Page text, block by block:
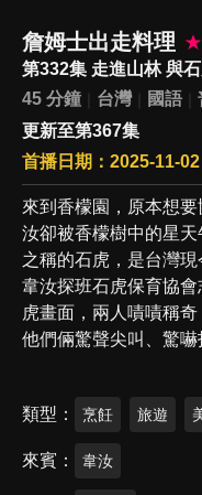
詹姆士出走料理
第332集 走進山林 與
45 分鐘
台灣 國語
更新至第367集
首播日期：2025-11-02
來到香檬園，原本想
汝卻被香檬樹中的星天
之稱的石虎，是台灣
韋汝探班石虎保育協
虎畫面，兩人嘖嘖稱
他們倆驚聲尖叫、驚嚇
類型 烹飪 旅遊
來賓 韋汝